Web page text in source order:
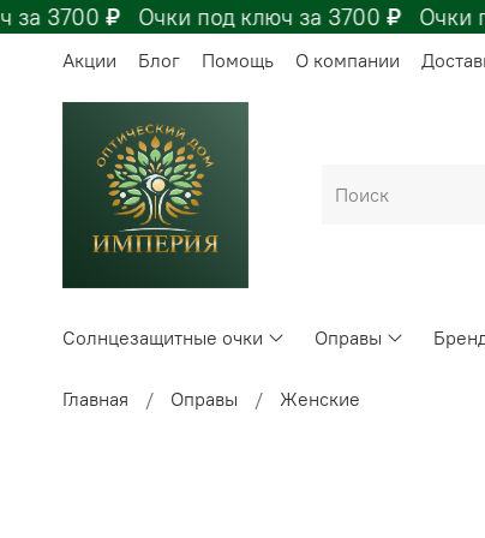
за 3700₽Очки под ключ за 3700₽Очки
Акции Блог Помощь О компании
Солнцезащитные очки Оправы
Главная Оправы Женские